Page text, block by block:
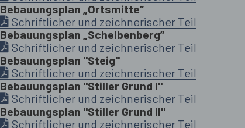
Bebauungsplan „Ortsmitte”
Schriftlicher und zeichnerischer Teil
Bebauungsplan „Scheibenberg”
Schriftlicher und zeichnerischer Teil
Bebauungsplan "Steig"
Schriftlicher und zeichnerischer Teil
Bebauungsplan "Stiller Grund I"
Schriftlicher und zeichnerischer Teil
Bebauungsplan "Stiller Grund II"
Schriftlicher und zeichnerischer Teil